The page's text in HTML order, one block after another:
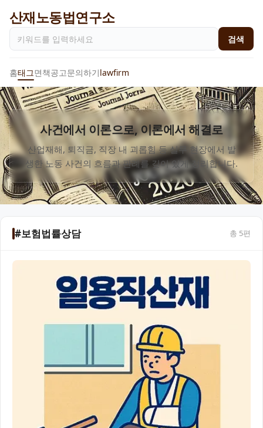
산재노동법연구소
검색
홈태그면책공고문의하기lawfirm
사건에서 이론으로, 이론에서 해결로
산업재해, 퇴직금, 직장 내 괴롭힘 등 실무 현장에서 발
생한 노동 사건의 흐름과 판례를 깊이 있게 정리합니다.
#보험법률상담 총 5편